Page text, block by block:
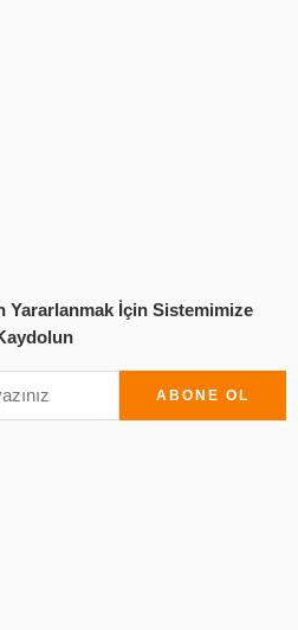
Yararlanmak İçin Sistemimize